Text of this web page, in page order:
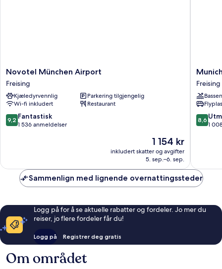
Novotel
München
Airport
Freising
Novotel München Airport
Freising
Kjæledyrvennlig
Parkering tilgjengelig
Wi-fi inkludert
Restaurant
9.2
av
9,2 Fantastisk
1 536 anmeldelser
Prisen
er
1 154 kr
1 154 kr
inkludert skatter og avgifter
5. sep.–6. sep.
Munich
Airport
Marriott
Hotel
Freising
Freising
8.6
av
8,6
1
Sammenlign med lignende overnattingssteder
Logg på for å se aktuelle rabatter og fordeler. Jo mer du
reiser, jo flere fordeler får du!
Logg på Registrer deg gratis
Om området